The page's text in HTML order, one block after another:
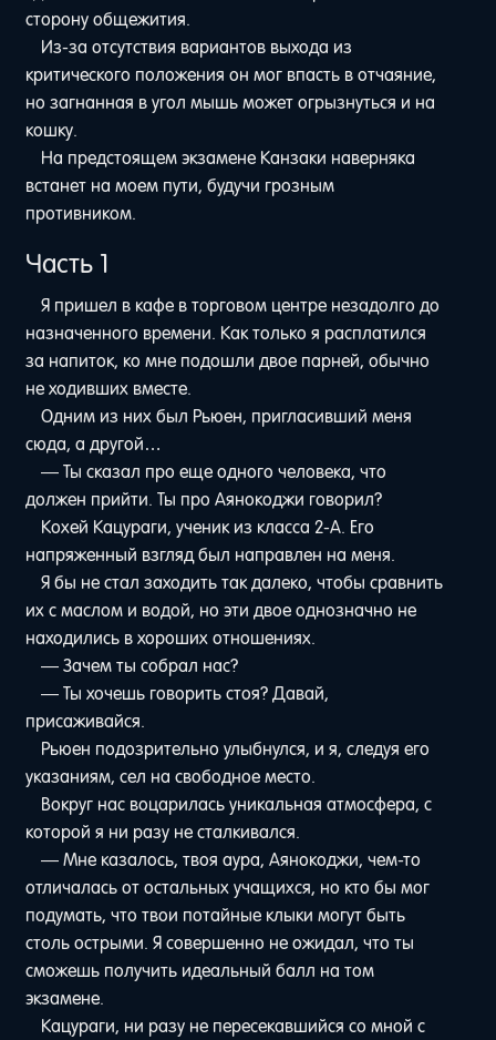
сторону общежития.
Из-за отсутствия вариантов выхода из
критического положения он мог впасть в отчаяние,
но загнанная в угол мышь может огрызнуться и на
кошку.
На предстоящем экзамене Канзаки наверняка
встанет на моем пути, будучи грозным
противником.
Часть 1
Я пришел в кафе в торговом центре незадолго до
назначенного времени. Как только я расплатился
за напиток, ко мне подошли двое парней, обычно
не ходивших вместе.
Одним из них был Рьюен, пригласивший меня
сюда, а другой…
— Ты сказал про еще одного человека, что
должен прийти. Ты про Аянокоджи говорил?
Кохей Кацураги, ученик из класса 2-A. Его
напряженный взгляд был направлен на меня.
Я бы не стал заходить так далеко, чтобы сравнить
их с маслом и водой, но эти двое однозначно не
находились в хороших отношениях.
— Зачем ты собрал нас?
— Ты хочешь говорить стоя? Давай,
присаживайся.
Рьюен подозрительно улыбнулся, и я, следуя его
указаниям, сел на свободное место.
Вокруг нас воцарилась уникальная атмосфера, с
которой я ни разу не сталкивался.
— Мне казалось, твоя аура, Аянокоджи, чем-то
отличалась от остальных учащихся, но кто бы мог
подумать, что твои потайные клыки могут быть
столь острыми. Я совершенно не ожидал, что ты
сможешь получить идеальный балл на том
экзамене.
Кацураги, ни разу не пересекавшийся со мной с